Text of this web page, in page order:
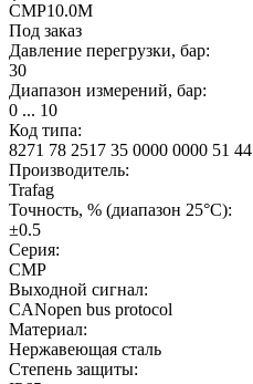
CMP10.0M
Под заказ
Давление перегрузки, бар:
30
Диапазон измерений, бар:
0 ... 10
Код типа:
8271 78 2517 35 0000 0000 51 44
Производитель:
Trafag
Точность, % (диапазон 25°C):
±0.5
Серия:
CMP
Выходной сигнал:
CANopen bus protocol
Материал:
Нержавеющая сталь
Степень защиты: